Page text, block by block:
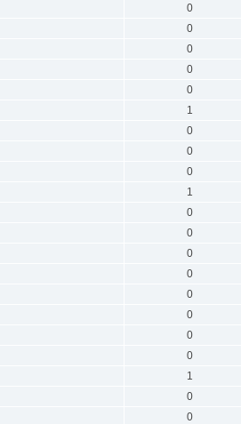
0
0
0
0
0
1
0
0
0
1
0
0
0
0
0
0
0
0
1
0
0